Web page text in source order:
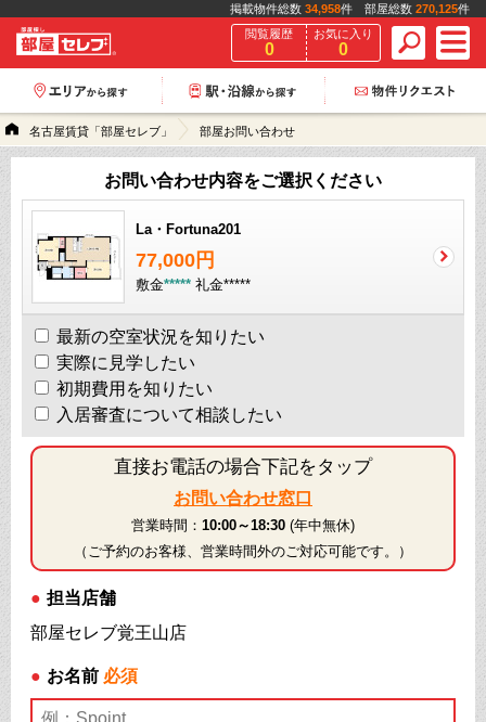
掲載物件総数 34,958件 部屋総数 270,125件
閲覧履歴
0
お気に入り
0
名古屋賃貸「部屋セレブ」 部屋お問い合わせ
お問い合わせ内容をご選択ください
La・Fortuna201
77,000円
敷金***** 礼金*****
最新の空室状況を知りたい
実際に見学したい
初期費用を知りたい
入居審査について相談したい
直接お電話の場合下記をタップ
お問い合わせ窓口
営業時間： 10:00～18:30 (年中無休)
（ご予約のお客様、営業時間外のご対応可能です。）
● 担当店舗
部屋セレブ覚王山店
● お名前 必須